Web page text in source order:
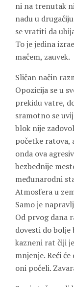
ni na trenutak
nadu u
se vratiti da
To je jedina
mačem, zauvek.
Sličan način
Opozicija se u
prekidu vatre,
sramotno se
blok nije
početke ratova,
onda ova
bezbednije
međunarodni
Atmosfera u
Samo je
Od prvog dana
dovesti do bolje
kazneni rat čiji
mnjenje. Reći
oni počeli.